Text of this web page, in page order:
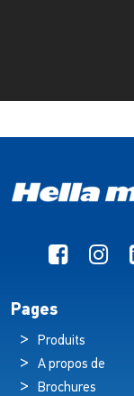
Pages
Produits
A propos de
Brochures